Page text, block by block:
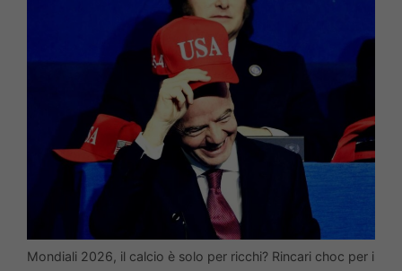
Mondiali 2026, il calcio è solo per ricchi? Rincari choc per i